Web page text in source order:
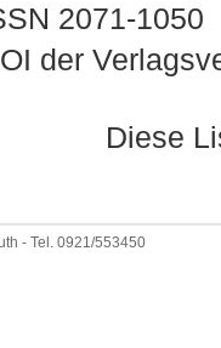
2071-1050
der
Diese
- Tel. 0921/553450